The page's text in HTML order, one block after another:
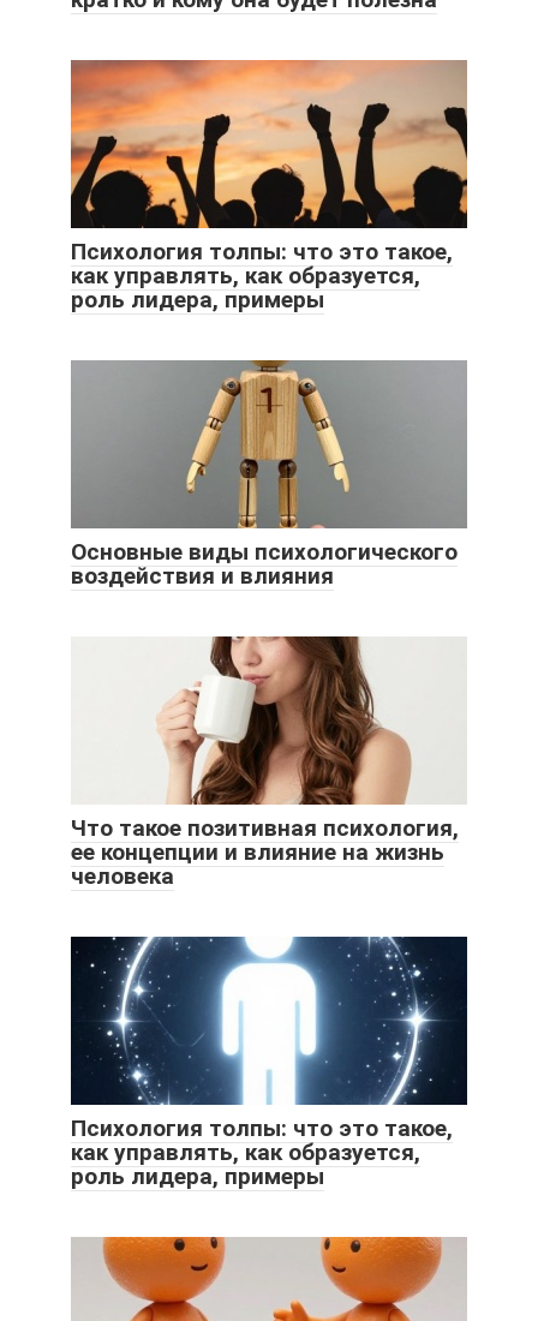
Психология толпы: что это такое,
как управлять, как образуется,
роль лидера, примеры
Основные виды психологического
воздействия и влияния
Что такое позитивная психология,
ее концепции и влияние на жизнь
человека
Психология толпы: что это такое,
как управлять, как образуется,
роль лидера, примеры